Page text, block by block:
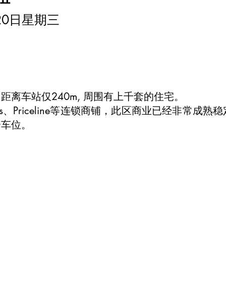
日星期三
离车站仅240m, 周围有上千套的住宅。
Priceline等连锁商铺，此区商业已经非常成熟
位。